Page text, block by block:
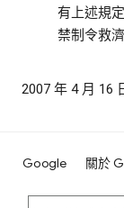
有上述規
禁制令救
2007 年 4 月 16
Google 關於